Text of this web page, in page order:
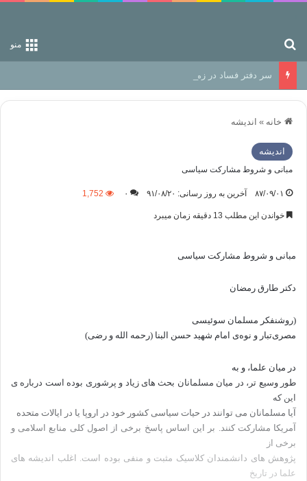
منو
سر دفتر فساد در زمین‌، دوری وکناره‌گیری از راه خداست‌!
خانه » اندیشه
اندیشه
مبانی و شروط مشارکت سیاسی
۸۷/۰۹/۰۱ آخرین به روز رسانی: ۹۱/۰۸/۲۰ ۰ 1,752
خواندن این مطلب 13 دقیقه زمان میبرد
مبانی و شروط مشارکت سیاسی
دکتر طارق رمضان
(روشنفکر مسلمان سوئیسی
مصری‌تبار و نوه‌ی امام شهید حسن البنا (رحمه‌ الله‌ و رضی)
در میان علما، و به
طور وسیع تر، در میان مسلمانان بحث های زیاد و پرشوری بوده است درباره ی
این که
آیا مسلمانان می توانند در حیات سیاسی کشور خود در اروپا یا در ایالات متحده
آمریکا مشارکت کنند. بر این اساس پاسخ برخی از اصول کلی منابع اسلامی و
برخی از
پژوهش های دانشمندان کلاسیک مثبت و منفی بوده است. اغلب اندیشه های
علما در تاریخ